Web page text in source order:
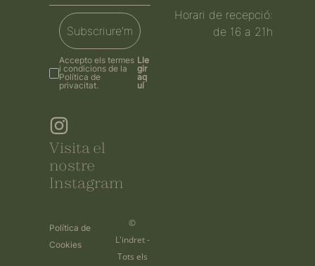
Subscriure'm
Accepto els termes
i condicions de la
Política de
privacitat.
Lle
gir
aq
uí
Visita el
nostre
Instagram
Política de
Cookies
©
L'indret -
Tots els
Horari de recepció:
de 16 a 21h